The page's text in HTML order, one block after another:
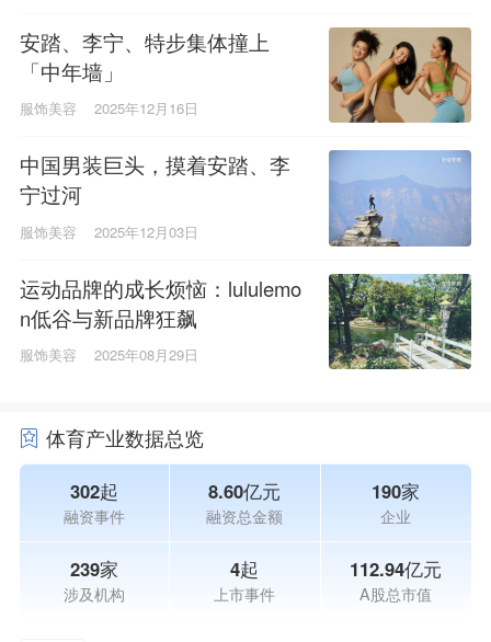
安踏、李宁、特步集体撞上
「中年墙」
服饰美容 2025年12月16日
中国男装巨头，摸着安踏、李
宁过河
服饰美容 2025年12月03日
运动品牌的成长烦恼：lululemo
n低谷与新品牌狂飙
服饰美容 2025年08月29日
体育产业数据总览
302起
融资事件
8.60亿元
融资总金额
190家
企业
239家
涉及机构
4起
上市事件
112.94亿元
A股总市值